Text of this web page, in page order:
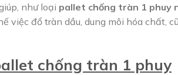
như loại pallet chống tràn 1 phuy
việc đổ tràn dầu, dung môi hóa chất,
chống tràn 1 phuy